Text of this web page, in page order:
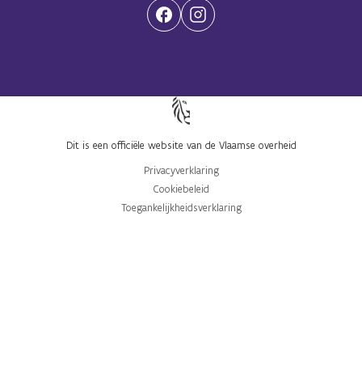
(Opent in een nieuwe tab)
(Opent in een nieuwe tab)
Dit is een officiële website van de Vlaamse overheid
Privacyverklaring
Cookiebeleid
Toegankelijkheidsverklaring